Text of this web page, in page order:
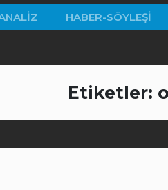
HABER-SÖYLEŞI
Etiketler: